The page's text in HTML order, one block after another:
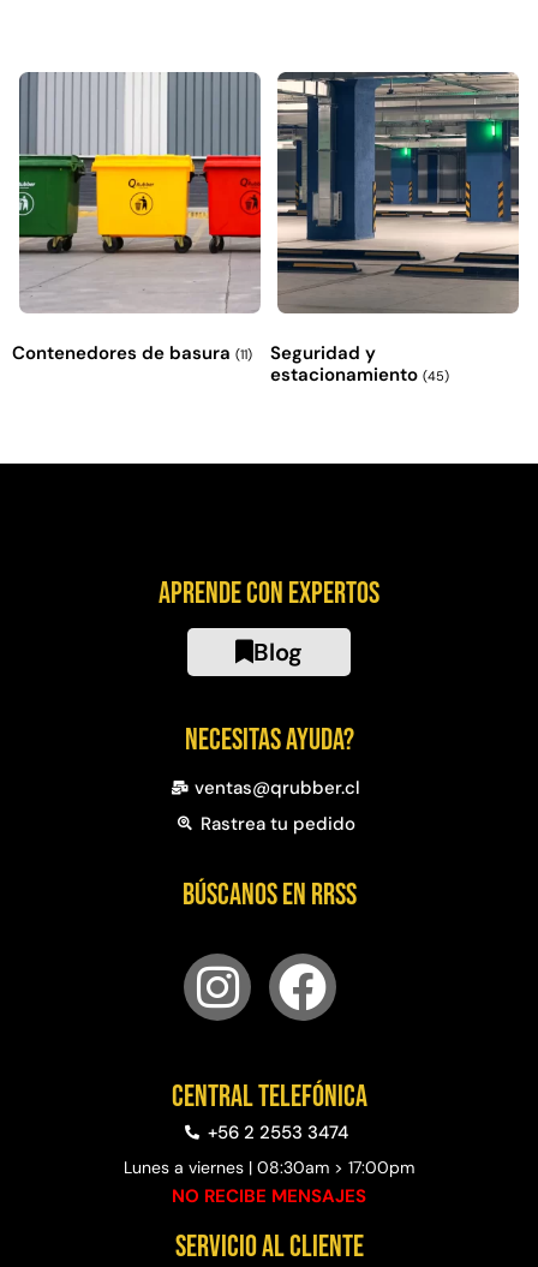
Contenedores de basura (11)
Seguridad y
estacionamiento (45)
Aprende con expertos
Blog
Necesitas ayuda?
ventas@qrubber.cl
Rastrea tu pedido
Búscanos en RRSS
Central telefónica
+56 2 2553 3474
Lunes a viernes | 08:30am > 17:00pm
NO RECIBE MENSAJES
Servicio al cliente